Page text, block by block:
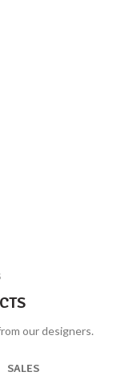
our designers.
SALES